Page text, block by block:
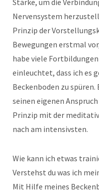
Stärke, um die
Nervensystem
Prinzip der
Bewegungen erstmal
habe viele
einleuchtet, dass ich es
Beckenboden zu
seinen eigenen
Prinzip mit der
nach am intensivsten.
Wie kann ich etwas
Verstehst du was ich
Mit Hilfe meines